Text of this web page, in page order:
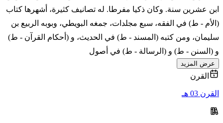
ابن عشرين سنة. وكان ذكيا مفرطا. له تصانيف كثيرة، أشهرها كتاب
(الأم - ط) في الفقه، سبع مجلدات، جمغه البويطي، وبوبه الربيع بن
سليمان، ومن كتبه (المسند - ط) في الحديث، و (أحكام القرآن - ط)
و (السنن - ط) و (الرسالة - ط) في أصول
عرض المزيد
القرن
القرن 03 هـ